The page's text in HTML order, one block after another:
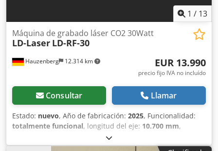
1 / 13
Hauzenberg 12.314 km
Máquina de grabado láser CO2 30Watt
LD-Laser LD-RF-30
EUR 13.990
precio fijo IVA no incluído
Consultar Llamar
Estado: nuevo, Año de fabricación: 2025, Funcionalidad:
totalmente funcional, longitud del eje: 10.700 mm,
, Máquina de grabado láser con 30
vatios de potencia láser - Fuente láser de 30 vatios, tubo